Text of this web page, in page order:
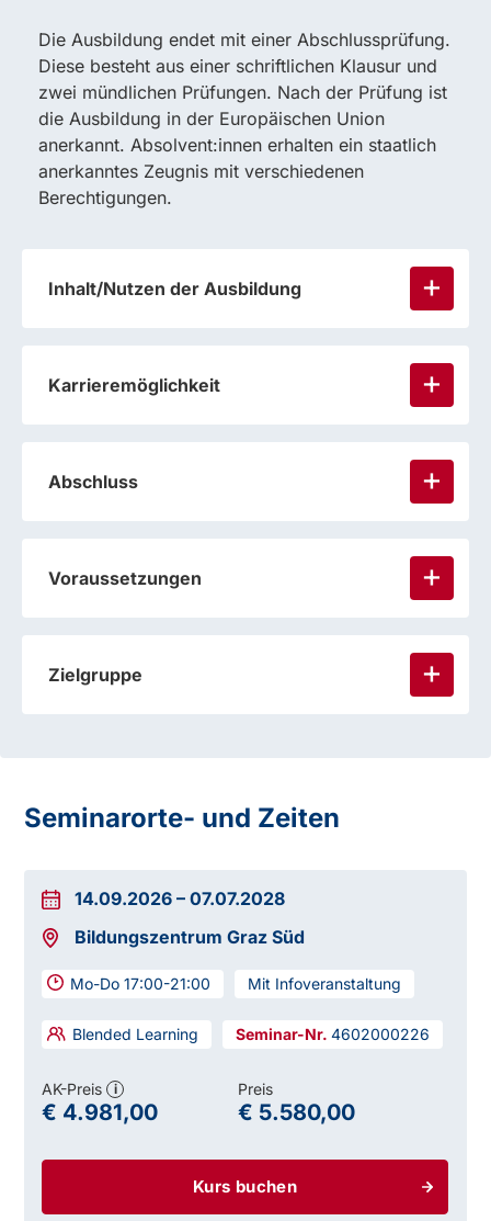
Die Ausbildung endet mit einer Abschlussprüfung.
Diese besteht aus einer schriftlichen Klausur und
zwei mündlichen Prüfungen. Nach der Prüfung ist
die Ausbildung in der Europäischen Union
anerkannt. Absolvent:innen erhalten ein staatlich
anerkanntes Zeugnis mit verschiedenen
Berechtigungen.
Inhalt/Nutzen der Ausbildung
Ein positiver Abschluss der Schule ersetzt:
Ein positiver Abschluss ermöglicht:
Karrieremöglichkeit
Abschluss
Voraussetzungen
Zielgruppe
Seminarorte- und Zeiten
14.09.2026 –07.07.2028
Bildungszentrum Graz Süd
Mo-Do 17:00-21:00 Mit Infoveranstaltung
Blended Learning 4602000226
Kurs buchen
AK-Preis i
€ 4.981,00
Preis
€ 5.580,00